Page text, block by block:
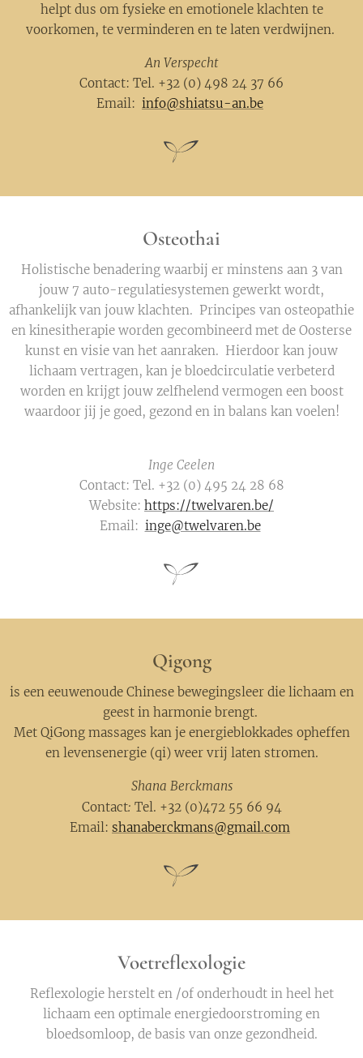
helpt dus om fysieke en emotionele klachten te
voorkomen, te verminderen en te laten verdwijnen.
An Verspecht
Contact: Tel. +32 (0) 498 24 37 66
Email: info@shiatsu-an.be
Osteothai
Holistische benadering waarbij er minstens aan 3 van
jouw 7 auto-regulatiesystemen gewerkt wordt,
afhankelijk van jouw klachten. Principes van osteopathie
en kinesitherapie worden gecombineerd met de Oosterse
kunst en visie van het aanraken. Hierdoor kan jouw
lichaam vertragen, kan je bloedcirculatie verbeterd
worden en krijgt jouw zelfhelend vermogen een boost
waardoor jij je goed, gezond en in balans kan voelen!
Inge Ceelen
Contact: Tel. +32 (0) 495 24 28 68
Website: https://twelvaren.be/
Email: inge@twelvaren.be
Qigong
is een eeuwenoude Chinese bewegingsleer die lichaam en
geest in harmonie brengt.
Met QiGong massages kan je energieblokkades opheffen
en levensenergie (qi) weer vrij laten stromen.
Shana Berckmans
Contact: Tel. +32 (0)472 55 66 94
Email: shanaberckmans@gmail.com
Voetreflexologie
Reflexologie herstelt en /of onderhoudt in heel het
lichaam een optimale energiedoorstroming en
bloedsomloop, de basis van onze gezondheid.